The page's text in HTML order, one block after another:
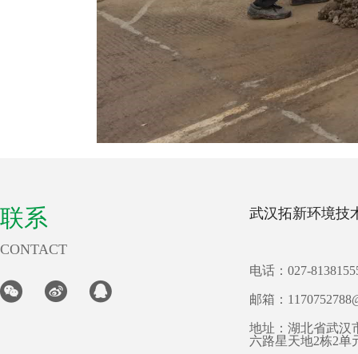
联系
CONTACT
武汉拓新环境技
电话：027-
邮箱：
地址：湖北省武汉
六路星天地2栋2单